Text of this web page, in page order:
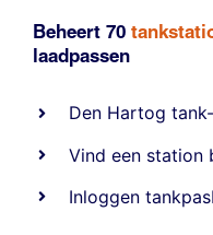
Beheert 70
laadpassen
Den Hartog
Vind een station
Inloggen